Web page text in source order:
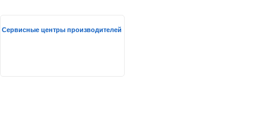
Сервисные центры производителей